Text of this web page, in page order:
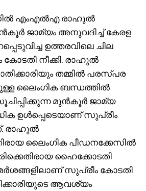
എംഎല്‍എ രാഹുല്‍
ജാമ്യം അനുവദിച്ച് കേരള
ഉത്തരവിലെ ചില
നീക്കി. രാഹുല്‍
തമ്മില്‍ പരസ്പര
ലൈംഗിക ബന്ധത്തില്‍
മുന്‍കൂര്‍ ജാമ്യ
ഉള്‍പ്പെടെയാണ് സുപ്രീം
രാഹുല്‍
ലൈംഗിക പീഡനക്കേസില്‍
ഹൈക്കോടതി
സുപ്രീം കോടതി
ആവശ്യം